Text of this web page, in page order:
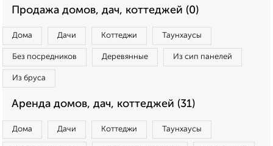
Продажа домов, дач, коттеджей (0)
Дома Дачи Коттеджи Таунхаусы
Без посредников Деревянные Из сип панелей
Из бруса
Аренда домов, дач, коттеджей (31)
Дома Дачи Коттеджи Таунхаусы